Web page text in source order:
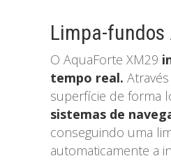
Limpa-
O AquaForte XM29
tempo real.
superfície de forma
sistemas de
conseguindo uma
automaticamente a